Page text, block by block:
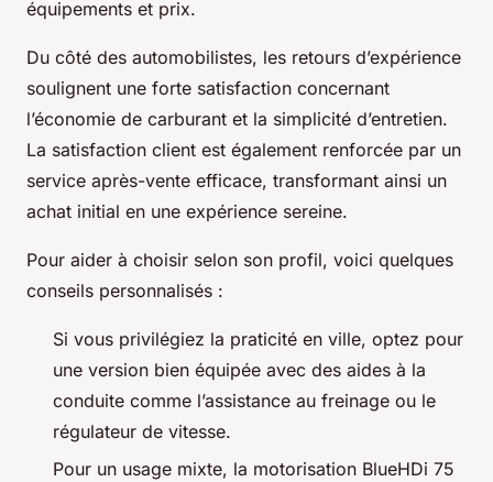
équipements et prix.
Du côté des automobilistes, les retours d’expérience
soulignent une forte satisfaction concernant
l’économie de carburant et la simplicité d’entretien.
La satisfaction client est également renforcée par un
service après-vente efficace, transformant ainsi un
achat initial en une expérience sereine.
Pour aider à choisir selon son profil, voici quelques
conseils personnalisés :
Si vous privilégiez la praticité en ville, optez pour
une version bien équipée avec des aides à la
conduite comme l’assistance au freinage ou le
régulateur de vitesse.
Pour un usage mixte, la motorisation BlueHDi 75